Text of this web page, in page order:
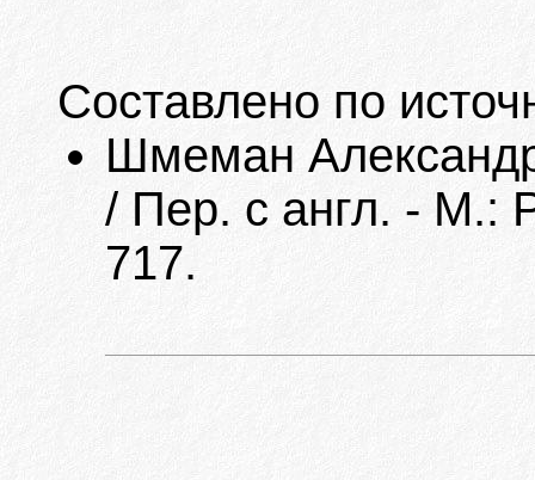
Составлено по
Шмеман
/ Пер. с англ. - М.:
717.